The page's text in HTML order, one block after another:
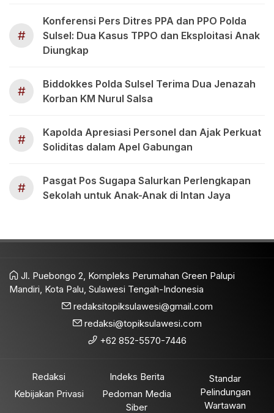
#
Konferensi Pers Ditres PPA dan PPO Polda
Sulsel: Dua Kasus TPPO dan Eksploitasi Anak
Diungkap
#
Biddokkes Polda Sulsel Terima Dua Jenazah
Korban KM Nurul Salsa
#
Kapolda Apresiasi Personel dan Ajak Perkuat
Soliditas dalam Apel Gabungan
#
Pasgat Pos Sugapa Salurkan Perlengkapan
Sekolah untuk Anak-Anak di Intan Jaya
Jl. Puebongo 2, Kompleks Perumahan Green Palupi
Mandiri, Kota Palu, Sulawesi Tengah-Indonesia
redaksitopiksulawesi@gmail.com
redaksi@topiksulawesi.com
+62 852-5570-7446
Redaksi
Kebijakan Privasi
Indeks Berita
Pedoman Media
Siber
Standar
Pelindungan
Wartawan